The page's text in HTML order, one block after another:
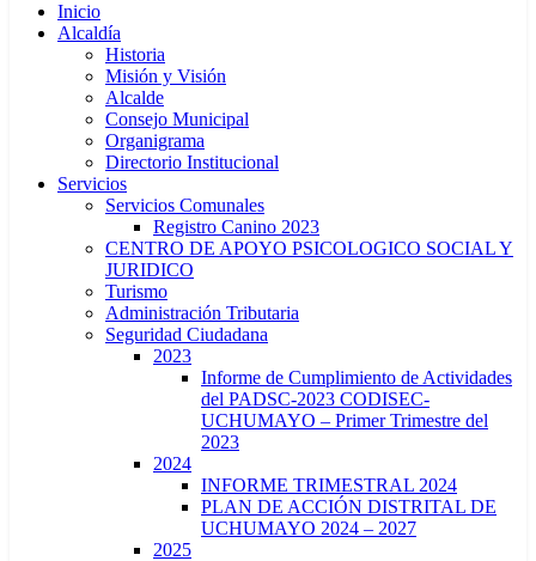
Inicio
Alcaldía
Historia
Misión y Visión
Alcalde
Consejo Municipal
Organigrama
Directorio Institucional
Servicios
Servicios Comunales
Registro Canino 2023
CENTRO DE APOYO PSICOLOGICO SOCIAL Y
JURIDICO
Turismo
Administración Tributaria
Seguridad Ciudadana
2023
Informe de Cumplimiento de Actividades
del PADSC-2023 CODISEC-
UCHUMAYO – Primer Trimestre del
2023
2024
INFORME TRIMESTRAL 2024
PLAN DE ACCIÓN DISTRITAL DE
UCHUMAYO 2024 – 2027
2025